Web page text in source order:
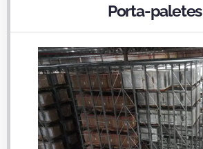
Porta-paletes